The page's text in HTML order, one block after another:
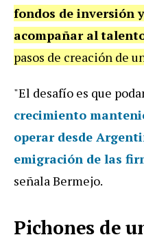
fondos de inversión
acompañar al
pasos de creación de
"El desafío es que
crecimiento
operar desde
emigración de las
señala Bermejo.
Pichones de